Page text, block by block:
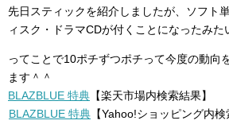
先日スティックを紹介しましたが、ソフト
ィスク・ドラマCDが付くことになったみた
ってことで10ポチずつポチって今度の動向
ます＾＾
BLAZBLUE 特典 【楽天市場内検索結果】
BLAZBLUE 特典 【Yahoo!ショッピング内検